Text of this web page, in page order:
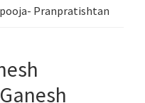
Pranpratishtan